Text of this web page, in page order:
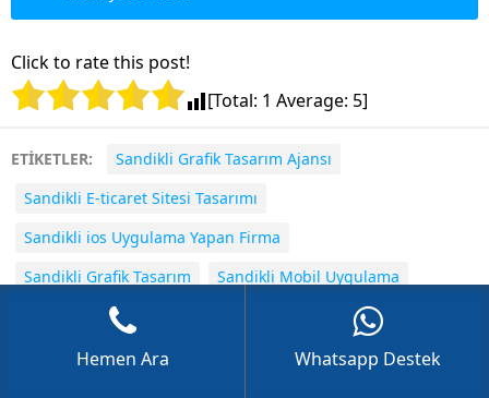
Click to rate this post!
[Total: 1 Average: 5]
ETİKETLER:
Sandikli Grafik Tasarım Ajansı
Sandikli E-ticaret Sitesi Tasarımı
Sandikli ios Uygulama Yapan Firma
Sandikli Grafik Tasarım
Sandikli Mobil Uygulama
Sandikli Mobil Uygulama Yazılımı
Sandikli Grafik Tasarım Fiyatları
Hemen Ara Whatsapp Destek